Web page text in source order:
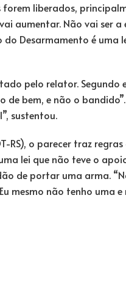
liberados,
aumentar. Não vai ser
Desarmamento é uma
pelo relator. Segundo
bem, e não o bandido”.
sustentou.
RS), o parecer traz
lei que não teve o
de portar uma arma.
mesmo não tenho uma